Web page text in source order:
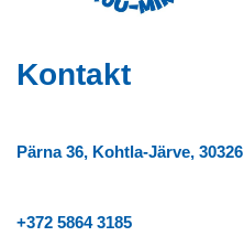
Kontakt
Pärna 36, Kohtla-Järve, 30326
+372 5864 3185